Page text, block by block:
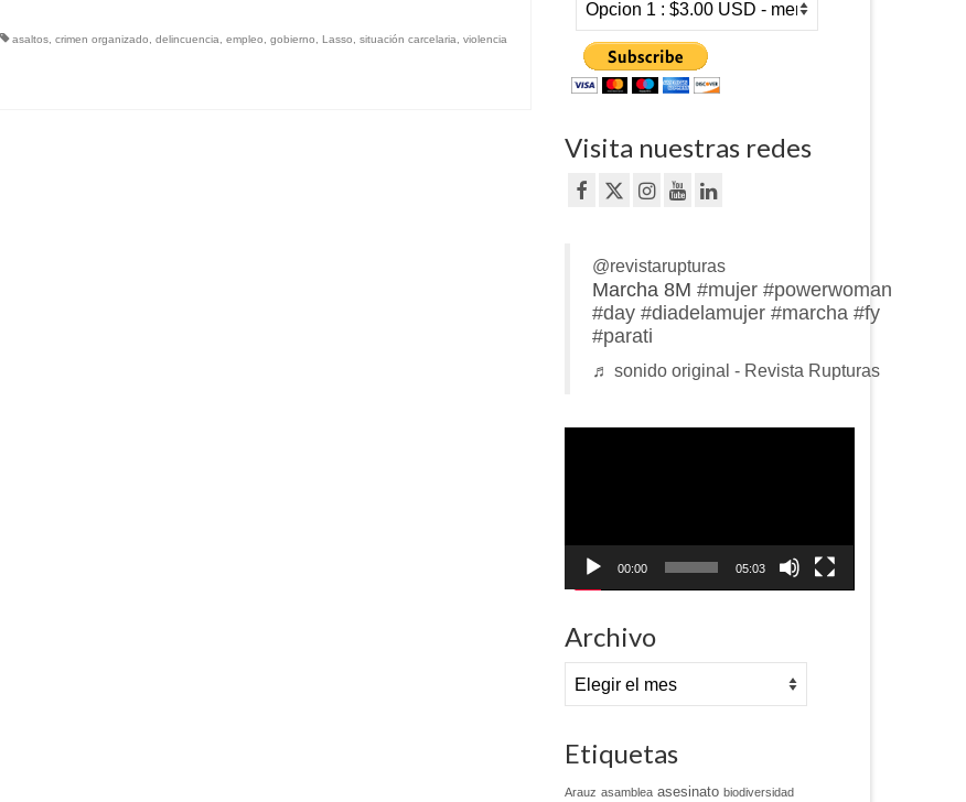
asaltos, crimen organizado delincuencia empleo gobierno Lasso situación carcelaria violencia
Visita nuestras redes
@revistarupturas
Marcha 8M #mujer #powerwoman
#day #diadelamujer #marcha #fy
#parati
♬ sonido original - Revista Rupturas
00:00 05:03
Archivo
Archivo
Etiquetas
Arauz asamblea asesinato biodiversidad